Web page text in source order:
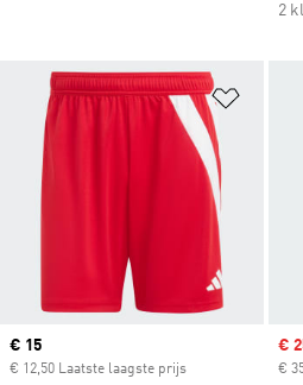
2
Op
Current price
€ 15
€ 12,50 Laatste laagste prijs
€
€